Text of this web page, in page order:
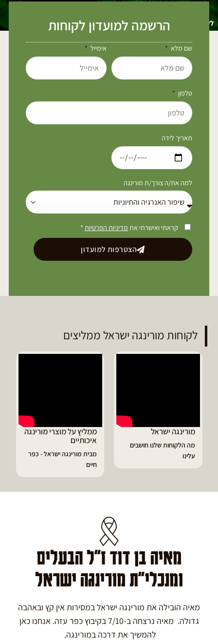
הרשמה למועדון לקוחות
שם מלא אימייל
טלפון
תאריך לידה
למה את/ה צורך/ת מורינגה
קראתי ואישרתי את מדיניות הפרטיות*
הצטרפות למועדון
לקוחות מורינגה ישראל ממליצים
מורינגה ישראל
מה הלקוחות שלנו חושבים
עלינו
ממליץ על מוצרי מורינגה
איכותיים
מבית מורינגה ישראל - כפר
חיים
מאיה בן דוד ז"ל הבעלים
ומנכלי"ת מורינגה ישראל
מאיה הובילה את מורינגה ישראל במסירות אין קץ ובאהבה
גדולה. מאיה נרצחה ב-7/10 בקיבוץ כפר עזה. אנחנו כאן
להמשיך את דרכה במורינגה.